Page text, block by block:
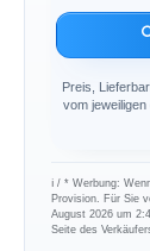
Preis,
vom
ℹ︎ / * Werbung:
Provision. Für Sie
August 2026 um
Seite des